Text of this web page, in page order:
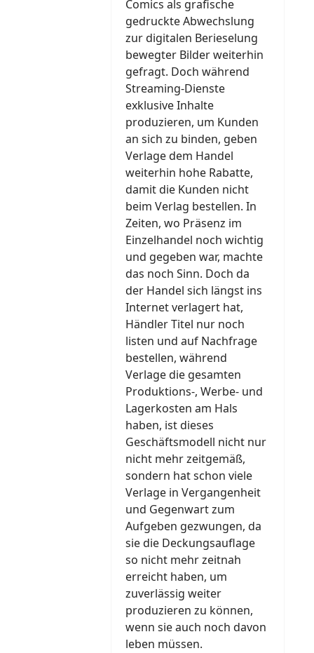
Comics als grafische
gedruckte Abwechslung
zur digitalen Berieselung
bewegter Bilder weiterhin
gefragt. Doch während
Streaming-Dienste
exklusive Inhalte
produzieren, um Kunden
an sich zu binden, geben
Verlage dem Handel
weiterhin hohe Rabatte,
damit die Kunden nicht
beim Verlag bestellen. In
Zeiten, wo Präsenz im
Einzelhandel noch wichtig
und gegeben war, machte
das noch Sinn. Doch da
der Handel sich längst ins
Internet verlagert hat,
Händler Titel nur noch
listen und auf Nachfrage
bestellen, während
Verlage die gesamten
Produktions-, Werbe- und
Lagerkosten am Hals
haben, ist dieses
Geschäftsmodell nicht nur
nicht mehr zeitgemäß,
sondern hat schon viele
Verlage in Vergangenheit
und Gegenwart zum
Aufgeben gezwungen, da
sie die Deckungsauflage
so nicht mehr zeitnah
erreicht haben, um
zuverlässig weiter
produzieren zu können,
wenn sie auch noch davon
leben müssen.